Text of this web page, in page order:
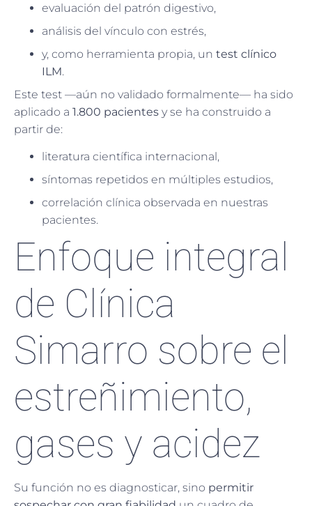
evaluación del patrón digestivo,
análisis del vínculo con estrés,
y, como herramienta propia, un test clínico
ILM.
Este test —aún no validado formalmente— ha sido
aplicado a 1.800 pacientes y se ha construido a
partir de:
literatura científica internacional,
síntomas repetidos en múltiples estudios,
correlación clínica observada en nuestras
pacientes.
Enfoque integral
de Clínica
Simarro sobre el
estreñimiento,
gases y acidez
Su función no es diagnosticar, sino permitir